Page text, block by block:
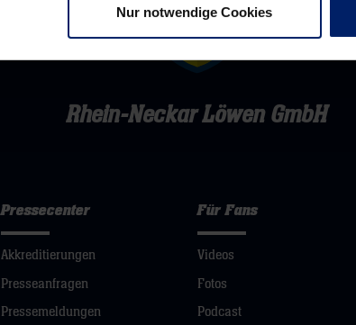
Nur notwendige Cookies
Rhein-Neckar Löwen GmbH
Pressecenter
Akkreditierungen
Presseanfragen
Pressemeldungen
Für Fans
Videos
Fotos
Podcast